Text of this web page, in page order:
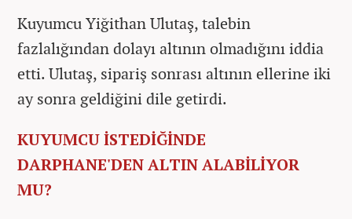
Kuyumcu Yiğithan Ulutaş, talebin
fazlalığından dolayı altının olmadığını iddia
etti. Ulutaş, sipariş sonrası altının ellerine iki
ay sonra geldiğini dile getirdi.
KUYUMCU İSTEDİĞİNDE
DARPHANE'DEN ALTIN ALABİLİYOR
MU?